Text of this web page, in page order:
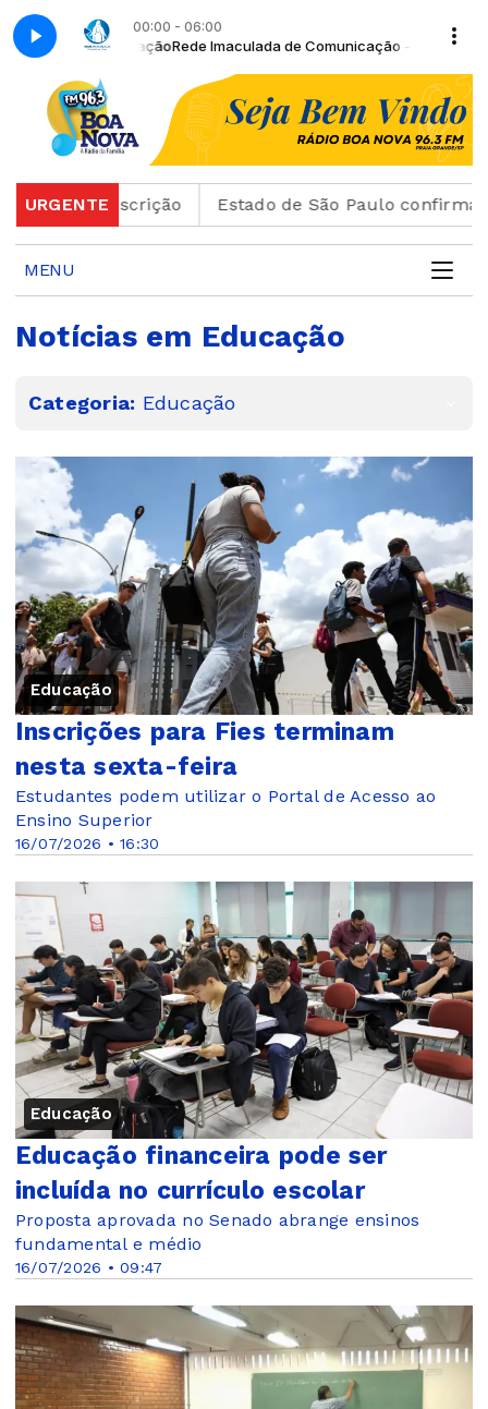
00:00 - 06:00
Rede Imaculada de Comunicação - Retransmissão
URGENTE
inscrição Estado de São Paulo confirma 23
MENU
Notícias em Educação
Categoria: Educação
Educação
16/07/2026 • 16:30
Inscrições para Fies terminam
nesta sexta-feira
Estudantes podem utilizar o Portal de Acesso ao
Ensino Superior
Educação
16/07/2026 • 09:47
Educação financeira pode ser
incluída no currículo escolar
Proposta aprovada no Senado abrange ensinos
fundamental e médio